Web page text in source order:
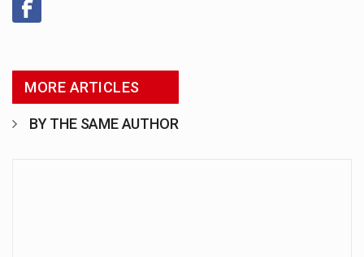
MORE ARTICLES
BY THE SAME AUTHOR